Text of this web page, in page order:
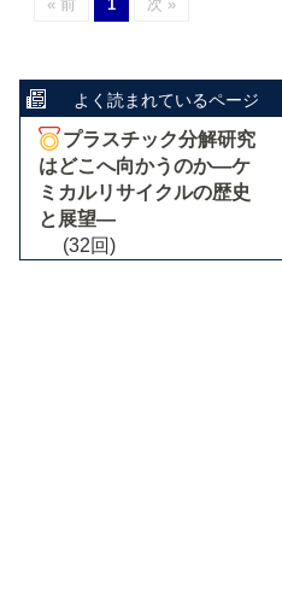
« 前 1 次 »
よく読まれているページ
プラスチック分解研究
はどこへ向かうのか―ケ
ミカルリサイクルの歴史
と展望―
(32回)